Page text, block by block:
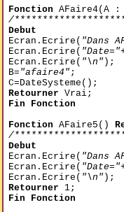
Fonction AFaire4(A
/
Debut
Ecran.Ecrire( "Dans
Ecran.Ecrire( "Date="
Ecran.Ecrire( "\n" );
B= "afaire4" ;
C=DateSysteme();
Retourner Vrai;
Fin Fonction
Fonction AFaire5()
/
Debut
Ecran.Ecrire( "Dans
Ecran.Ecrire( "Date="
Ecran.Ecrire( "\n" );
Retourner 1;
Fin Fonction